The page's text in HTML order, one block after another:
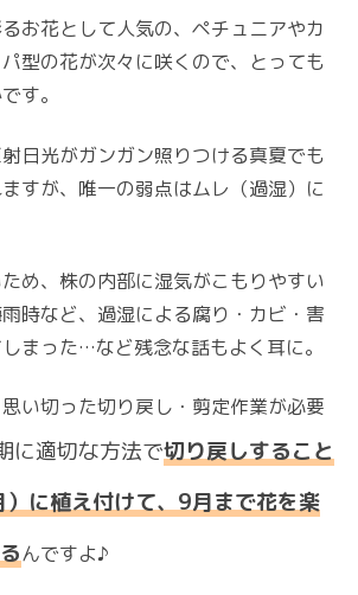
お花として人気の、ペチュニアやカ
型の花が次々に咲くので、とっても
す。
日光がガンガン照りつける真夏でも
すが、唯一の弱点はムレ（過湿）に
め、株の内部に湿気がこもりやすい
時など、過湿による腐り・カビ・害
まった…など残念な話もよく耳に。
い切った切り戻し・剪定作業が必要
に適切な方法で切り戻しすること
に植え付けて、9月まで花を楽
んですよ♪